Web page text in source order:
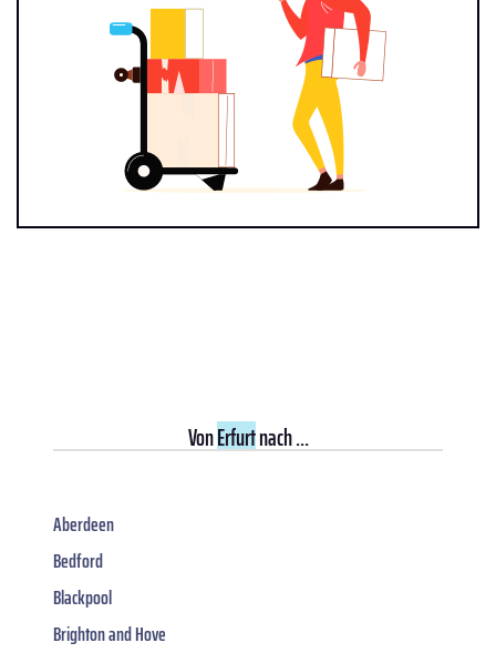
VonErfurtnach ...
Aberdeen
Bedford
Blackpool
Brighton and Hove